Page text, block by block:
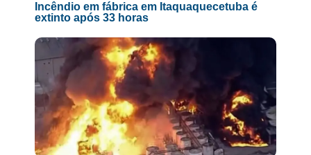
Incêndio em fábrica em Itaquaquecetuba é
extinto após 33 horas